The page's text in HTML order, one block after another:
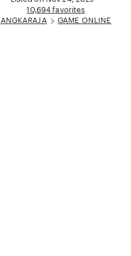
10,694 favorites
ANGKARAJA
GAME ONLINE